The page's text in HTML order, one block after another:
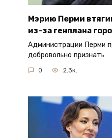
Мэрию Перми
из-за генплана
Администрации Перми
добровольно признать
0 2.3к.